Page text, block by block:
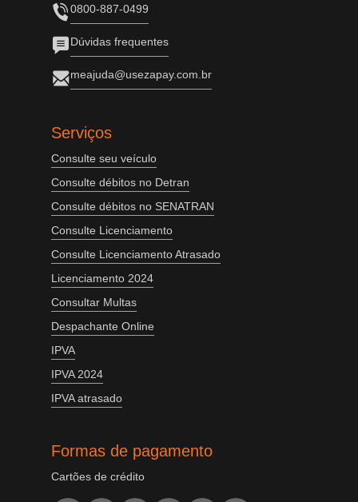
0800-887-0499
Dúvidas frequentes
meajuda@usezapay.com.br
Serviços
Consulte seu veículo
Consulte débitos no Detran
Consulte débitos no SENATRAN
Consulte Licenciamento
Consulte Licenciamento Atrasado
Licenciamento 2024
Consultar Multas
Despachante Online
IPVA
IPVA 2024
IPVA atrasado
Formas de pagamento
Cartões de crédito